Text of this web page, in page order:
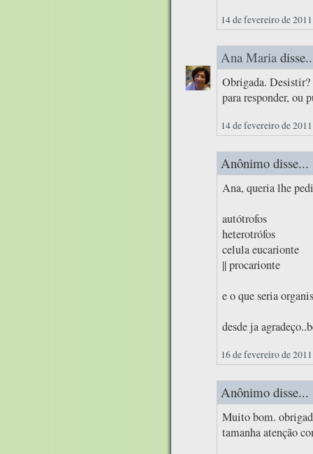
14 de fevereiro de
Ana Maria
Obrigada.
para responder, ou
14 de fevereiro de
Anônimo disse...
Ana, queria lhe
autótrofos
heterotrófos
celula eucarionte
|| procarionte
e o que seria
desde ja
16 de fevereiro de
Anônimo disse...
Muito bom.
tamanha atenção